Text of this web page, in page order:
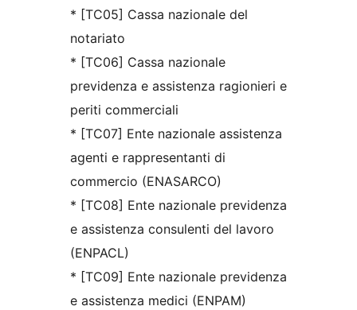
* [TC05] Cassa nazionale del
notariato
* [TC06] Cassa nazionale
previdenza e assistenza ragionieri e
periti commerciali
* [TC07] Ente nazionale assistenza
agenti e rappresentanti di
commercio (ENASARCO)
* [TC08] Ente nazionale previdenza
e assistenza consulenti del lavoro
(ENPACL)
* [TC09] Ente nazionale previdenza
e assistenza medici (ENPAM)